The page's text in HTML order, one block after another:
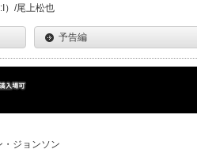
）/尾上松也
予告編
・ジョンソン